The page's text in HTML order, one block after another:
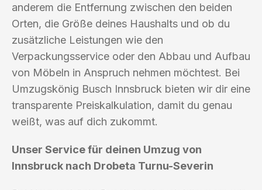
anderem die Entfernung zwischen den beiden
Orten, die Größe deines Haushalts und ob du
zusätzliche Leistungen wie den
Verpackungsservice oder den Abbau und Aufbau
von Möbeln in Anspruch nehmen möchtest. Bei
Umzugskönig Busch Innsbruck bieten wir dir eine
transparente Preiskalkulation, damit du genau
weißt, was auf dich zukommt.
Unser Service für deinen Umzug von
Innsbruck nach Drobeta Turnu-Severin